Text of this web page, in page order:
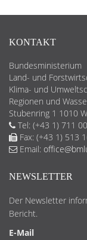
KONTAKT
Bundesministerium
Land- und
Klima- und
Regionen und
Stubenring 1 1010
Tel: (+43 1) 711
Fax: (+43 1) 513
Email:
NEWSLETTER
Der Newsletter
Bericht.
E-Mail